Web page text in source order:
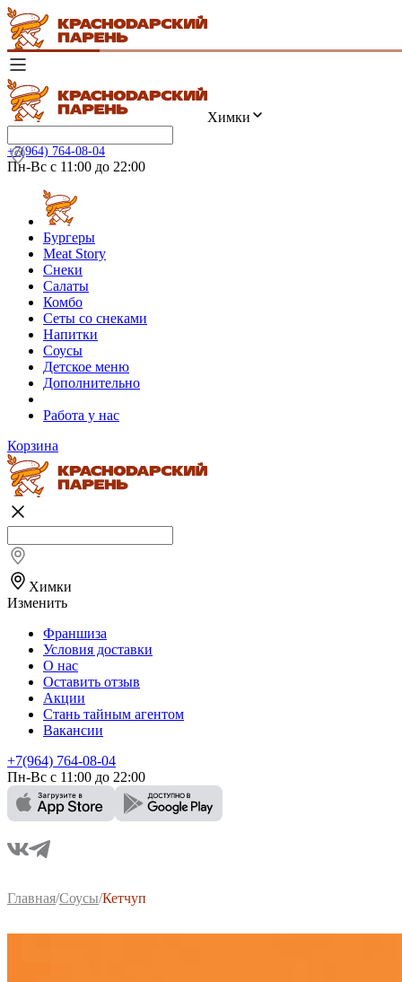
Химки
+7(964) 764-08-04
Пн-Вс с 11:00 до 22:00
Бургеры
Meat Story
Снеки
Салаты
Комбо
Сеты со снеками
Напитки
Соусы
Детское меню
Дополнительно
Работа у нас
Корзина
Химки
Изменить
Франшиза
Условия доставки
О нас
Оставить отзыв
Акции
Стань тайным агентом
Вакансии
+7(964) 764-08-04
Пн-Вс с 11:00 до 22:00
Главная/Соусы/Кетчуп